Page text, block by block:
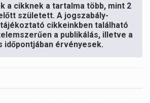
a cikknek a tartalma több, mint 2
született. A jogszabály-
cikkeinkben található
a publikálás, illetve a
érvényesek.